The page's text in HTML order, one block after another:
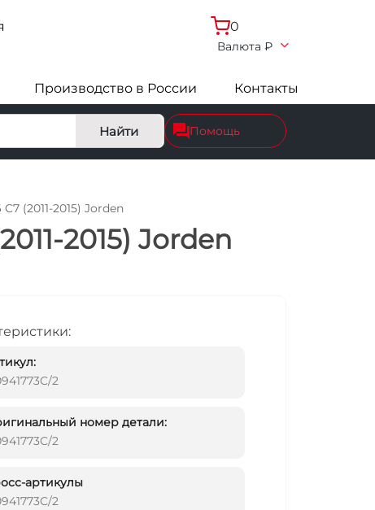
0
Валюта ₽
Производство в России Контакты
Найти Помощь
(2011-2015) Jorden
2015) Jorden
2
номер детали:
2
артикулы
2